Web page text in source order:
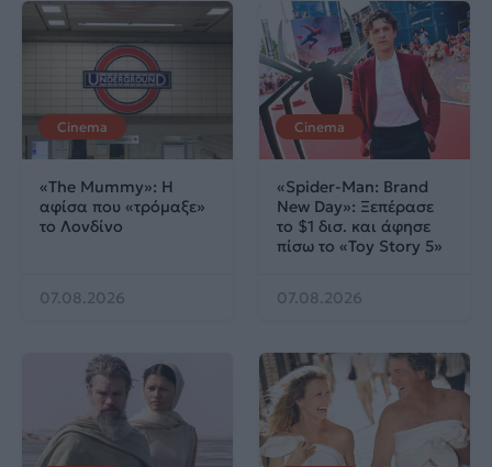
Cinema
«The Mummy»: Η
αφίσα που «τρόμαξε»
το Λονδίνο
07.08.2026
Cinema
«Spider-Man: Brand
New Day»: Ξεπέρασε
το $1 δισ. και άφησε
πίσω το «Toy Story 5»
07.08.2026